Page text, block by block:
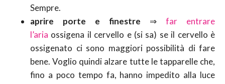
Sempre.
aprire porte e finestre ⇒ far entrare
l’aria ossigena il cervello e (si sa) se il cervello è
ossigenato ci sono maggiori possibilità di fare
bene. Voglio quindi alzare tutte le tapparelle che,
fino a poco tempo fa, hanno impedito alla luce